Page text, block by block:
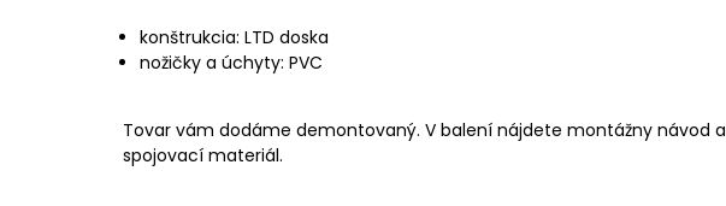
konštrukcia: LTD doska
nožičky a úchyty: PVC
Tovar vám dodáme demontovaný. V balení nájdete montážny návod a
spojovací materiál.